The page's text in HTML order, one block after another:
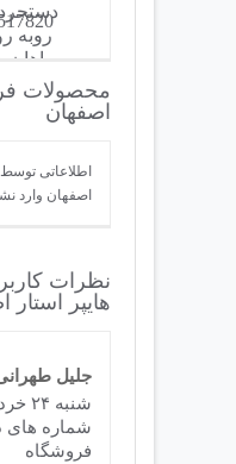
روبه
سپاهان
سیتی
محصولات
اصفهان
اطلاعاتی
اصفهان وارد
نظرات
هایپر استار
جلیل
شنبه ۲۴ خرداد ۱۳۹۳
شماره های
فروشگاه